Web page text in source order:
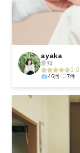
ayaka
愛知
5.0
46回 7件